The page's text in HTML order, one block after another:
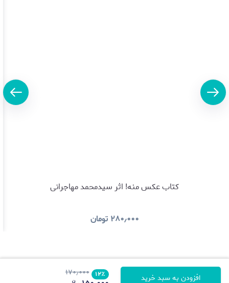
افزودن به سبد خرید ۱۲٪ ۱۷۰٫۰۰۰
کتاب عکس منه! اثر سیدمحمد مهاجرانی
۲۸۰٫۰۰۰ تومان